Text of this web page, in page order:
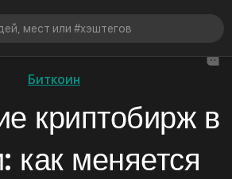
Биткоин
криптобирж в
как меняется